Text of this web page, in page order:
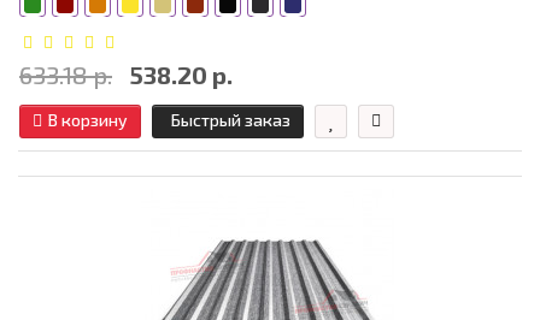
633.18 р. 538.20 р.
В корзину Быстрый заказ